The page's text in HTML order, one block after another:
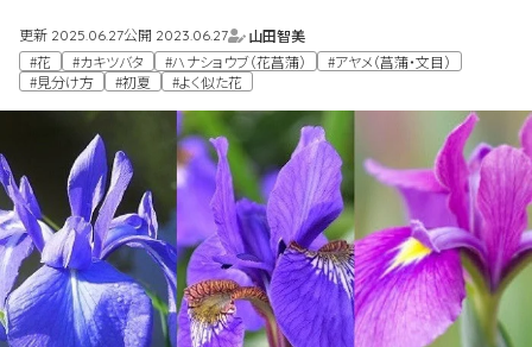
更新 2025.06.27公開 2023.06.27
山田智美
#花
#カキツバタ #ハナショウブ（花菖蒲）
#アヤメ（菖蒲・文目）
#見分け方
#初夏 #よく似た花